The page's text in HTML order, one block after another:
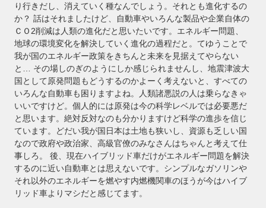
り行きだし、消えていく種なんでしょう。それとも進化するの
か？ 話はそれましたけど、自動車やいろんな製品や企業自体の
ＣＯ2削減は人類の進化だと思いたいです。エネルギー問題、
地球の環境変化を解決していく進化の過程だと。てゆうことで
我が国のエネルギー政策をきちんと未来を見据えてやらない
と… その場しのぎのようにしか感じられませんし、地震津波大
国として原発問題もどうするのかよーく考えないと、すべての
いろんな自動車も困りますよね。人類諸悪説の人は乗らなきゃ
いいですけど。個人的には原発は今の科学レベルでは必要悪だ
と思います。絶対反対なのも分かりますけど科学の進歩を信じ
ています。どだい我が国日本は土地も狭いし、資源も乏しい国
なので政府や政治家、高級官僚のみなさんはちゃんと考えて仕
事しろ。 後、現在ハイブリッド車だけがエネルギー問題を解決
するのに近い自動車とは思えないです。シンプルなガソリンや
それ以外のエネルギーを燃やす内燃機関車のほうが今はハイブ
リッド車よりマシだと感じてます。